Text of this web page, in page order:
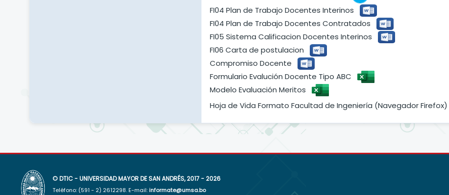
FI04 Plan de Trabajo Docentes Interinos
FI04 Plan de Trabajo Docentes Contratados
FI05 Sistema Calificacion Docentes Interinos
FI06 Carta de postulacion
Compromiso Docente
Formulario Evalución Docente Tipo ABC
Modelo Evaluación Meritos
Hoja de Vida Formato Facultad de Ingeniería (Navegador Firefox)
© DTIC - UNIVERSIDAD MAYOR DE SAN ANDRÉS, 2017 - 2026
Teléfono: (591 - 2) 2612298. E-mail:informate@umsa.bo